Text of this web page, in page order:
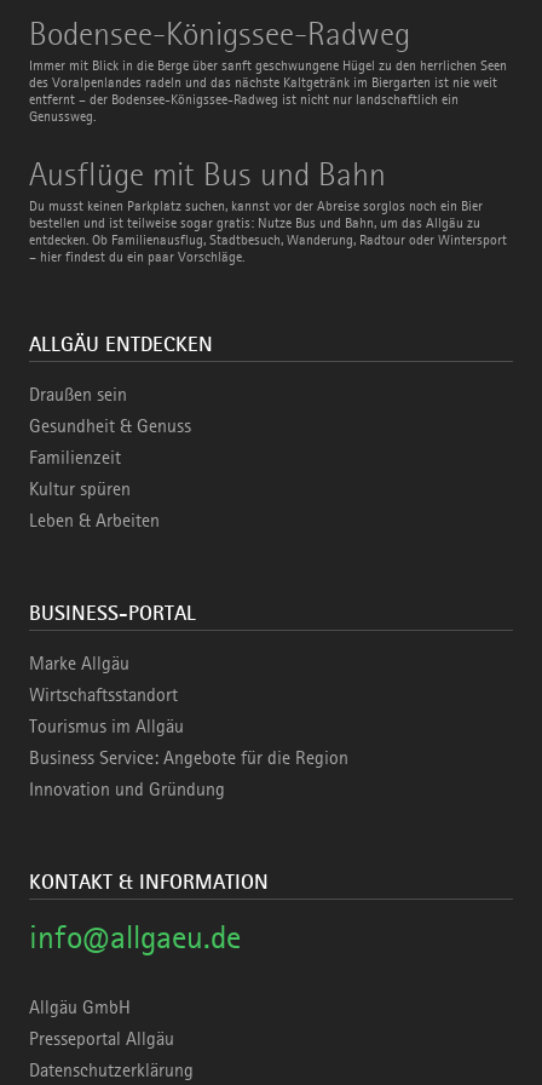
Bodensee-Königssee-Radweg
Immer mit Blick in die Berge über sanft geschwungene Hügel zu den herrlichen Seen
des Voralpenlandes radeln und das nächste Kaltgetränk im Biergarten ist nie weit
entfernt – der Bodensee-Königssee-Radweg ist nicht nur landschaftlich ein
Genussweg.
Bodensee-
Königssee-
Radweg
Ausflüge mit Bus und Bahn
Du musst keinen Parkplatz suchen, kannst vor der Abreise sorglos noch ein Bier
bestellen und ist teilweise sogar gratis: Nutze Bus und Bahn, um das Allgäu zu
entdecken. Ob Familienausflug, Stadtbesuch, Wanderung, Radtour oder Wintersport
– hier findest du ein paar Vorschläge.
Ausflüge
mit
Bus
und
Bahn
ALLGÄU ENTDECKEN
Draußen sein
Gesundheit & Genuss
Familienzeit
Kultur spüren
Leben & Arbeiten
BUSINESS-PORTAL
Marke Allgäu
Wirtschaftsstandort
Tourismus im Allgäu
Business Service: Angebote für die Region
Innovation und Gründung
KONTAKT & INFORMATION
info@allgaeu.de
Allgäu GmbH
Presseportal Allgäu
Datenschutzerklärung